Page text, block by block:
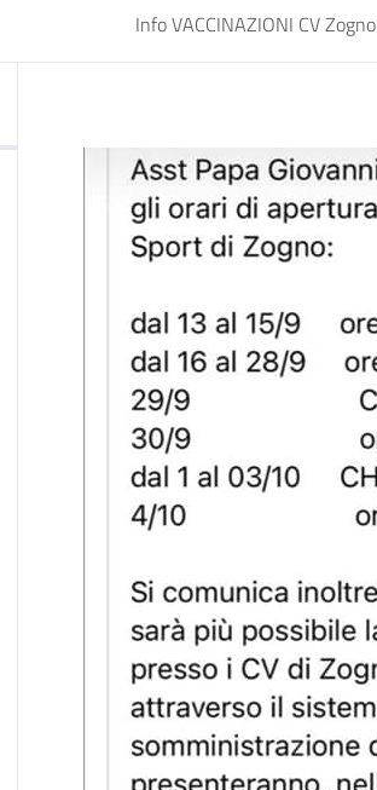
Info VACCINAZIONI CV Zogno